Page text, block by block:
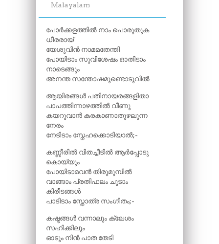
Malayalam
പോർക്കളത്തിൽ നാം പൊരുതുക
ധീരരായ്
യേശുവിൻ നാമമതേന്തി
പോയിടാം സുവിശേഷം ഓതിടാം
നാടെങ്ങും
അനന്ത സന്തോഷമുണ്ടൊടുവിൽ
ആയിരങ്ങൾ പതിനായരങ്ങളിതാ
പാപത്തിന്നാഴത്തിൽ വീണു
കയറുവാൻ കരകാണാതുഴലുന്ന
നേരം
നേടിടാം സ്നേഹക്കൊടിയാൽ;-
കണ്ണീരിൽ വിതച്ചീടിൽ ആർപ്പോടു
കൊയ്യും
പോയിടാമവൻ തിരുമുമ്പിൽ
വാങ്ങാം പ്രതിഫലം ചൂടാം
കിരീടങ്ങൾ
പാടിടാം സ്തോത്ര സംഗീതം;-
കഷ്ടങ്ങൾ വന്നാലും ക്ലേശം
സഹിക്കിലും
ഓടും നിൻ പാത തേടി